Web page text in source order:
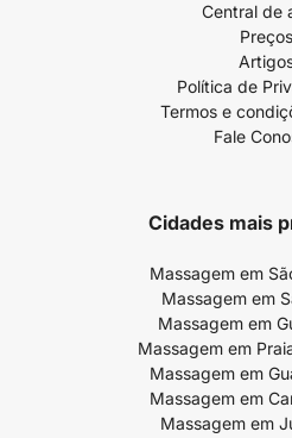
Central de
Preços
Política de
Termos e
Fale
Cidades mais
Massagem em
Massagem em
Massagem em
Massagem em
Massagem em
Massagem em
Massagem em